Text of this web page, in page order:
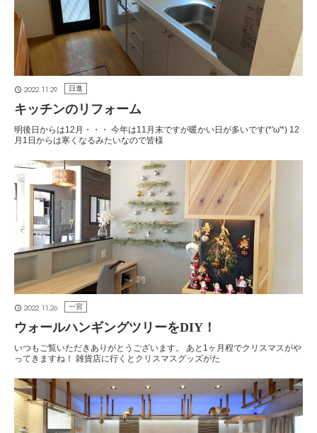
2022.11.29 日進
キッチンのリフォーム
明後日からは12月・・・ 今年は11月末ですが暖かい日が多いです(*'ω'*) 12
月1日からは寒くなるみたいなので皆様
2022.11.26 一宮
ウォールハンギングツリーをDIY！
いつもご覧いただきありがとうございます。 あと1ヶ月程でクリスマスがや
ってきますね！ 雑貨店に行くとクリスマスグッズがた